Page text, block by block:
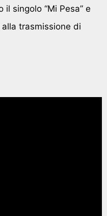
singolo “Mi Pesa” e
trasmissione di